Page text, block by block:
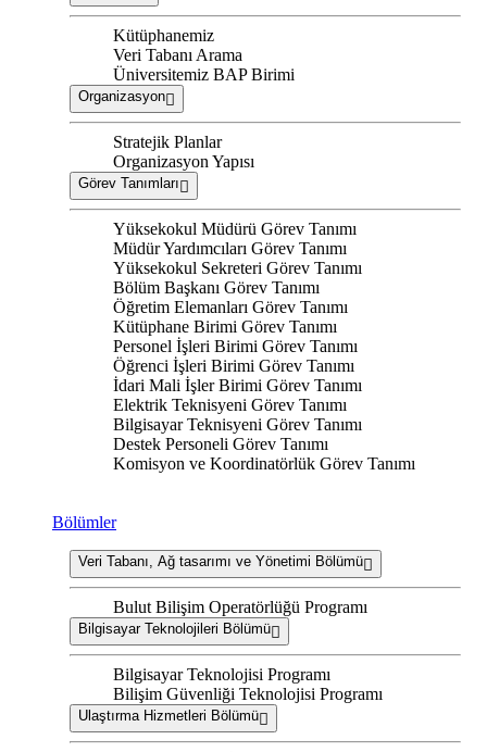
Kütüphanemiz
Veri Tabanı Arama
Üniversitemiz BAP Birimi
Organizasyon
Stratejik Planlar
Organizasyon Yapısı
Görev Tanımları
Yüksekokul Müdürü Görev Tanımı
Müdür Yardımcıları Görev Tanımı
Yüksekokul Sekreteri Görev Tanımı
Bölüm Başkanı Görev Tanımı
Öğretim Elemanları Görev Tanımı
Kütüphane Birimi Görev Tanımı
Personel İşleri Birimi Görev Tanımı
Öğrenci İşleri Birimi Görev Tanımı
İdari Mali İşler Birimi Görev Tanımı
Elektrik Teknisyeni Görev Tanımı
Bilgisayar Teknisyeni Görev Tanımı
Destek Personeli Görev Tanımı
Komisyon ve Koordinatörlük Görev Tanımı
Bölümler
Veri Tabanı, Ağ tasarımı ve Yönetimi Bölümü
Bulut Bilişim Operatörlüğü Programı
Bilgisayar Teknolojileri Bölümü
Bilgisayar Teknolojisi Programı
Bilişim Güvenliği Teknolojisi Programı
Ulaştırma Hizmetleri Bölümü